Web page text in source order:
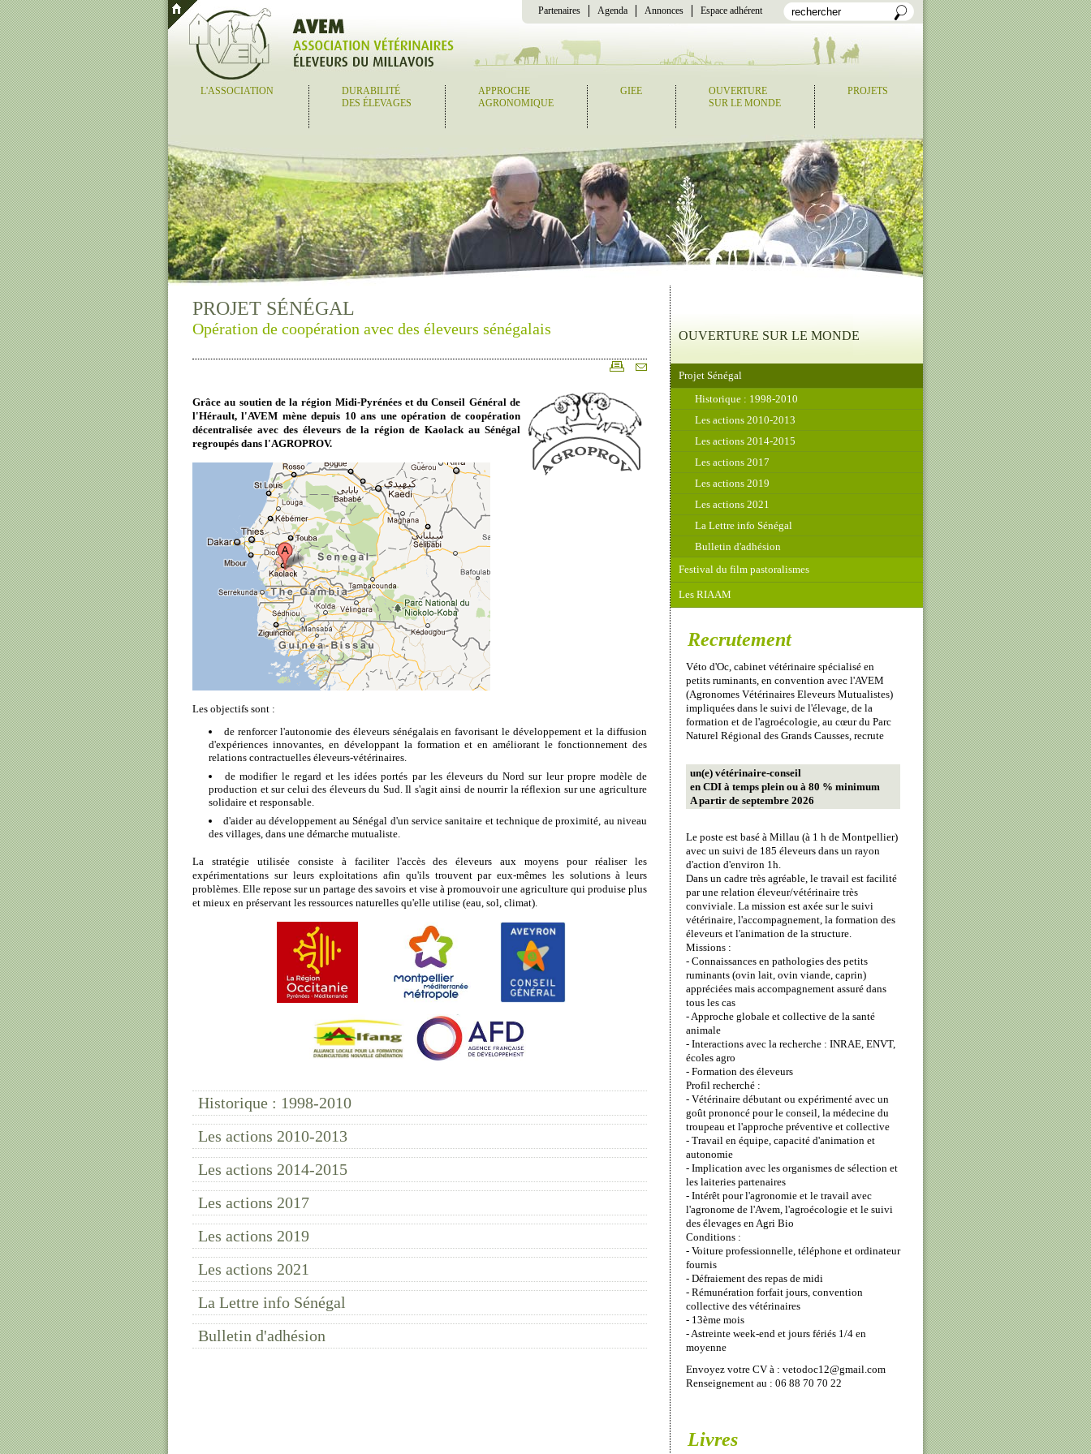
Partenaires Agenda Annonces Espace adhérent
L'ASSOCIATION
DURABILITÉ
DES ÉLEVAGES
APPROCHE
AGRONOMIQUE
GIEE
OUVERTURE
SUR LE MONDE
PROJETS
PROJET SÉNÉGAL
Opération de coopération avec des éleveurs sénégalais
Grâce au soutien de la région Midi-Pyrénées et du Conseil Général de
l'Hérault, l'AVEM mène depuis 10 ans une opération de coopération
décentralisée avec des éleveurs de la région de Kaolack au Sénégal
regroupés dans l'AGROPROV.
Les objectifs sont :
de renforcer l'autonomie des éleveurs sénégalais en favorisant le développement et la diffusion
d'expériences innovantes, en développant la formation et en améliorant le fonctionnement des
relations contractuelles éleveurs-vétérinaires.
de modifier le regard et les idées portés par les éleveurs du Nord sur leur propre modèle de
production et sur celui des éleveurs du Sud. Il s'agit ainsi de nourrir la réflexion sur une agriculture
solidaire et responsable.
d'aider au développement au Sénégal d'un service sanitaire et technique de proximité, au niveau
des villages, dans une démarche mutualiste.
La stratégie utilisée consiste à faciliter l'accès des éleveurs aux moyens pour réaliser les
expérimentations sur leurs exploitations afin qu'ils trouvent par eux-mêmes les solutions à leurs
problèmes. Elle repose sur un partage des savoirs et vise à promouvoir une agriculture qui produise plus
et mieux en préservant les ressources naturelles qu'elle utilise (eau, sol, climat).
Historique : 1998-2010
Les actions 2010-2013
Les actions 2014-2015
Les actions 2017
Les actions 2019
Les actions 2021
La Lettre info Sénégal
Bulletin d'adhésion
OUVERTURE SUR LE MONDE
Projet Sénégal
Historique : 1998-2010
Les actions 2010-2013
Les actions 2014-2015
Les actions 2017
Les actions 2019
Les actions 2021
La Lettre info Sénégal
Bulletin d'adhésion
Festival du film pastoralismes
Les RIAAM
Recrutement
Véto d'Oc, cabinet vétérinaire spécialisé en
petits ruminants, en convention avec l'AVEM
(Agronomes Vétérinaires Eleveurs Mutualistes)
impliquées dans le suivi de l'élevage, de la
formation et de l'agroécologie, au cœur du Parc
Naturel Régional des Grands Causses, recrute
un(e) vétérinaire-conseil
en CDI à temps plein ou à 80 % minimum
A partir de septembre 2026
Le poste est basé à Millau (à 1 h de Montpellier)
avec un suivi de 185 éleveurs dans un rayon
d'action d'environ 1h.
Dans un cadre très agréable, le travail est facilité
par une relation éleveur/vétérinaire très
conviviale. La mission est axée sur le suivi
vétérinaire, l'accompagnement, la formation des
éleveurs et l'animation de la structure.
Missions :
- Connaissances en pathologies des petits
ruminants (ovin lait, ovin viande, caprin)
appréciées mais accompagnement assuré dans
tous les cas
- Approche globale et collective de la santé
animale
- Interactions avec la recherche : INRAE, ENVT,
écoles agro
- Formation des éleveurs
Profil recherché :
- Vétérinaire débutant ou expérimenté avec un
goût prononcé pour le conseil, la médecine du
troupeau et l'approche préventive et collective
- Travail en équipe, capacité d'animation et
autonomie
- Implication avec les organismes de sélection et
les laiteries partenaires
- Intérêt pour l'agronomie et le travail avec
l'agronome de l'Avem, l'agroécologie et le suivi
des élevages en Agri Bio
Conditions :
- Voiture professionnelle, téléphone et ordinateur
fournis
- Défraiement des repas de midi
- Rémunération forfait jours, convention
collective des vétérinaires
- 13ème mois
- Astreinte week-end et jours fériés 1/4 en
moyenne
Envoyez votre CV à : vetodoc12@gmail.com
Renseignement au : 06 88 70 70 22
Livres